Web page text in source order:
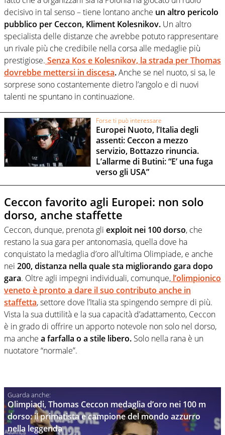
decisivo in tal senso – tiene lontano anche un altro pericolo
pubblico per Ceccon, Kliment Kolesnikov. Un altro
specialista delle distanze che avrebbe potuto rappresentare
un rivale più che credibile nella corsa alle medaglie più
prestigiose. Senza Kos e Kolesnikov, la strada per Thomas
dovrebbe mettersi in discesa.Anche se nel nuoto, si sa, le
sorprese sono costantemente dietro l’angolo e di nuovi
talenti ne spuntano in continuazione.
Forse ti può interessare
Europei Nuoto, l’Italia degli
assenti: Ceccon a mezzo
servizio, Bottazzo rinuncia.
L’allarme di Butini: “E’ una fuga
verso gli USA”
Ceccon favorito agli Europei: non solo
dorso, anche staffette
Ceccon, dunque, prenota gli exploit nei 100 dorso, che
restano la sua gara per antonomasia, quella dove ha
conquistato la medaglia d’oro all’ultima Olimpiade, e anche
nei 200, distanza nella quale sta migliorando gara dopo
gara. Oltre agli impegni individuali, comunque, l’olimpionico
veneto è pronto a dare il suo contributo anche in
staffetta, settore dove l’Italia sta spingendo sempre di più.
Vista la sua duttilità e la sua capacità d’adattamento, Ceccon
è in grado di offrire un apporto notevole non solo nel dorso,
ma anche a farfalla o a stile libero. Solo nella rana è un
nuotatore “normale”.
Olimpiadi, Thomas Ceccon medaglia d’oro nei 100 m
dorso: il primatista e campione del mondo azzurro
nella leggenda